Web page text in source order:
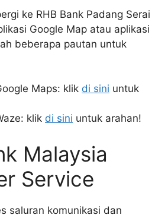
ke RHB Bank Padang Serai
Google Map atau aplikasi
beberapa pautan untuk
Maps: klik di sini untuk
klik di sini untuk arahan!
Malaysia
Service
saluran komunikasi dan